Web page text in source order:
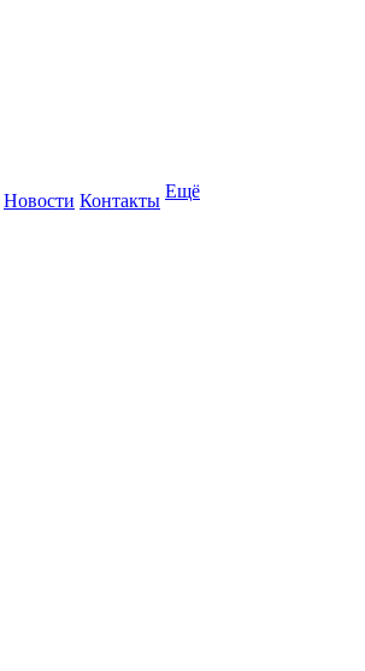
Новости Контакты Ещё